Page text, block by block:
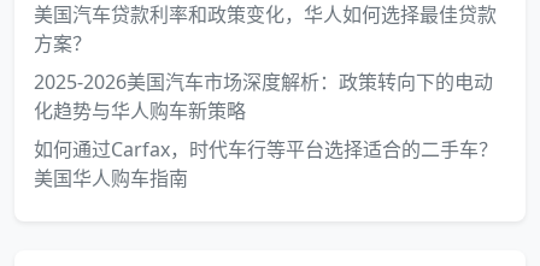
美国汽车贷款利率和政策变化，华人如何选择最佳贷款
方案？
2025-2026美国汽车市场深度解析：政策转向下的电动
化趋势与华人购车新策略
如何通过Carfax，时代车行等平台选择适合的二手车？
美国华人购车指南